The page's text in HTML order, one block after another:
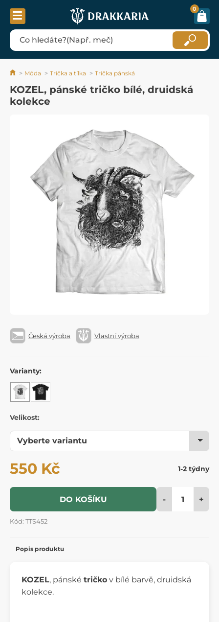
0
Móda Trička a tílka Trička pánská
KOZEL, pánské tričko bílé, druidská
kolekce
Česká výroba Vlastní výroba
Varianty:
Velikost:
550 Kč 1-2 týdny
DO KOŠÍKU - +
Kód: TTS452
Popis produktu
KOZEL, pánské tričko v bílé barvě, druidská
kolekce.